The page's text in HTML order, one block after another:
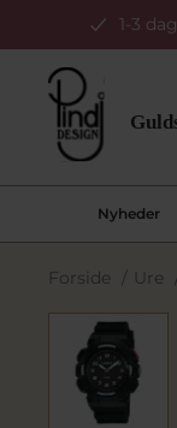
1-3
Nyheder
Forside / Ure